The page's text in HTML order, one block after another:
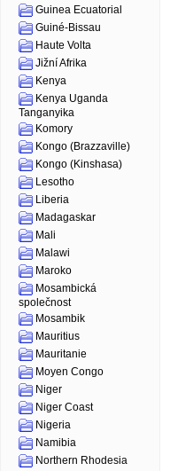
Guinea Ecuatorial
Guiné-Bissau
Haute Volta
Jižní Afrika
Kenya
Kenya Uganda
Tanganyika
Komory
Kongo (Brazzaville)
Kongo (Kinshasa)
Lesotho
Liberia
Madagaskar
Mali
Malawi
Maroko
Mosambická
společnost
Mosambik
Mauritius
Mauritanie
Moyen Congo
Niger
Niger Coast
Nigeria
Namibia
Northern Rhodesia